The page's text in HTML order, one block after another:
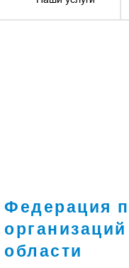
Федерация
области